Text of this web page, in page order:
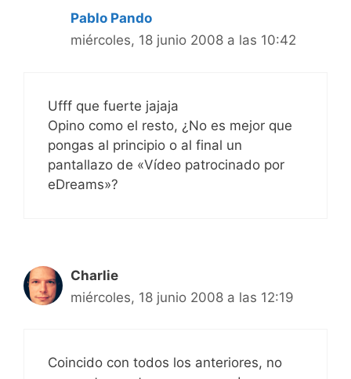
Pablo Pando
miércoles, 18 junio 2008 a las 10:42
Ufff que fuerte jajaja
Opino como el resto, ¿No es mejor que
pongas al principio o al final un
pantallazo de «Vídeo patrocinado por
eDreams»?
Charlie
miércoles, 18 junio 2008 a las 12:19
Coincido con todos los anteriores, no